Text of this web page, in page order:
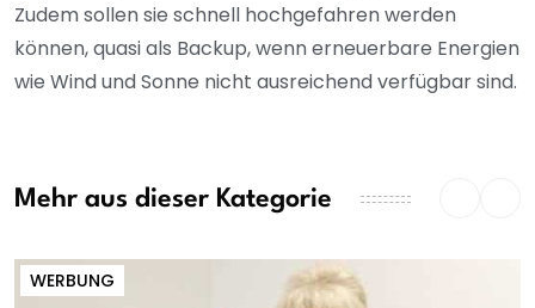
Zudem sollen sie schnell hochgefahren werden
können, quasi als Backup, wenn erneuerbare Energien
wie Wind und Sonne nicht ausreichend verfügbar sind.
Mehr aus dieser Kategorie
WERBUNG